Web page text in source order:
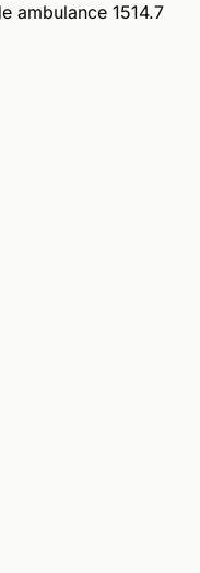
ambulance 1514.7